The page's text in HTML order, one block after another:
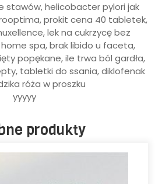
stawów, helicobacter pylori jak
prokit cena 40 tabletek,
lek na cukrzycę bez
spa, brak libido u faceta,
popękane, ile trwa ból gardła,
tabletki do ssania, diklofenak
róża w proszku
yyyyy
produkty